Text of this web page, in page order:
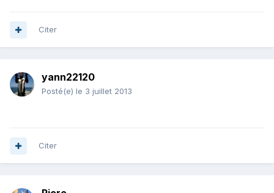
Citer
yann22120
Posté(e) le 3 juillet 2013
Citer